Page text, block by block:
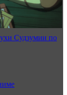
Судзумии по